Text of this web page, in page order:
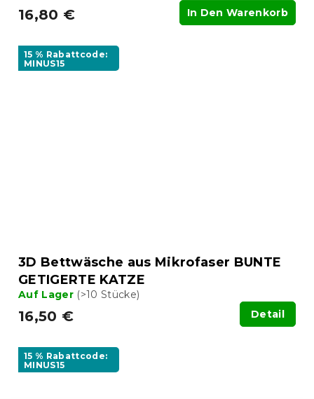
16,80 € In Den Warenkorb
15 % Rabattcode:
MINUS15
3D Bettwäsche aus Mikrofaser BUNTE
GETIGERTE KATZE
Auf Lager (>10 Stücke)
16,50 € Detail
15 % Rabattcode:
MINUS15